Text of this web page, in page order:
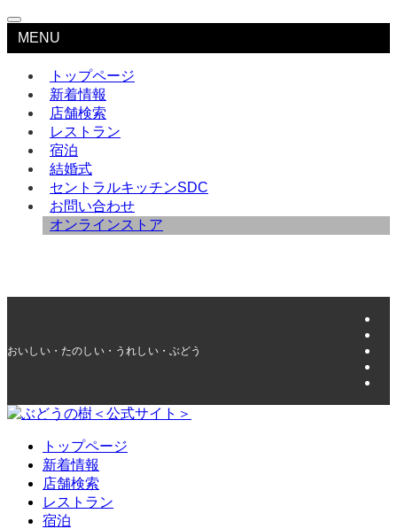
MENU
トップページ
新着情報
店舗検索
レストラン
宿泊
結婚式
セントラルキッチンSDC
お問い合わせ
オンラインストア
おいしい・たのしい・うれしい・ぶどうの樹
トップページ
新着情報
店舗検索
レストラン
宿泊